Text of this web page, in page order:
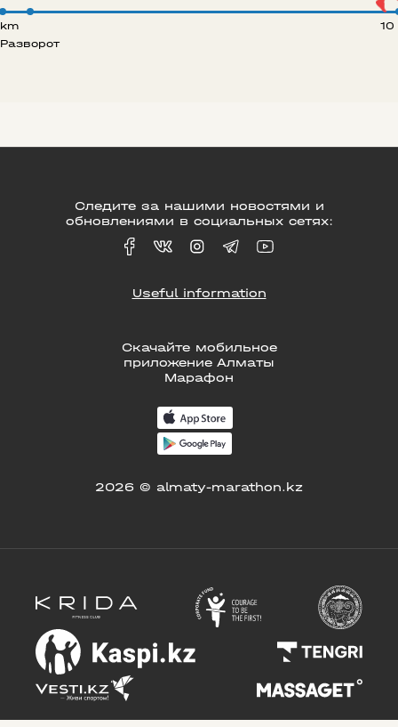
Разворот
10
Скачайте мобильное
приложение Алматы
Марафон
2026 © almaty-marathon.kz
Следите за нашими новостями и
обновлениями в социальных сетях:
Useful information